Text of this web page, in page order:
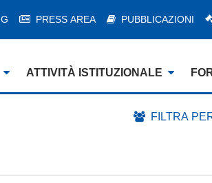
PRESS AREA PUBBLICAZIONI
ATTIVITÀ ISTITUZIONALE
FILTRA